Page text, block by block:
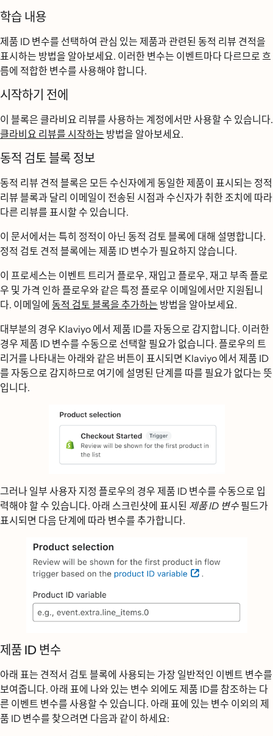
학습 내용
제품 ID 변수를 선택하여 관심 있는 제품과 관련된 동적 리뷰 견적을
표시하는 방법을 알아보세요. 이러한 변수는 이벤트마다 다르므로 흐
름에 적합한 변수를 사용해야 합니다.
시작하기 전에
이 블록은 클라비요 리뷰를 사용하는 계정에서만 사용할 수 있습니다.
클라비요 리뷰를 시작하는 방법을 알아보세요.
동적 검토 블록 정보
동적 리뷰 견적 블록은 모든 수신자에게 동일한 제품이 표시되는 정적
리뷰 블록과 달리 이메일이 전송된 시점과 수신자가 취한 조치에 따라
다른 리뷰를 표시할 수 있습니다.
이 문서에서는 특히 정적이 아닌 동적 검토 블록에 대해 설명합니다.
정적 검토 견적 블록에는 제품 ID 변수가 필요하지 않습니다.
이 프로세스는 이벤트 트리거 플로우, 재입고 플로우, 재고 부족 플로
우 및 가격 인하 플로우와 같은 특정 플로우 이메일에서만 지원됩니
다. 이메일에 동적 검토 블록을 추가하는 방법을 알아보세요.
대부분의 경우 Klaviyo 에서 제품 ID를 자동으로 감지합니다. 이러한
경우 제품 ID 변수를 수동으로 선택할 필요가 없습니다. 플로우의 트
리거를 나타내는 아래와 같은 버튼이 표시되면 Klaviyo 에서 제품 ID
를 자동으로 감지하므로 여기에 설명된 단계를 따를 필요가 없다는 뜻
입니다.
그러나 일부 사용자 지정 플로우의 경우 제품 ID 변수를 수동으로 입
력해야 할 수 있습니다. 아래 스크린샷에 표시된 제품 ID 변수 필드가
표시되면 다음 단계에 따라 변수를 추가합니다.
제품 ID 변수
아래 표는 견적서 검토 블록에 사용되는 가장 일반적인 이벤트 변수를
보여줍니다. 아래 표에 나와 있는 변수 외에도 제품 ID를 참조하는 다
른 이벤트 변수를 사용할 수 있습니다. 아래 표에 있는 변수 이외의 제
품 ID 변수를 찾으려면 다음과 같이 하세요: